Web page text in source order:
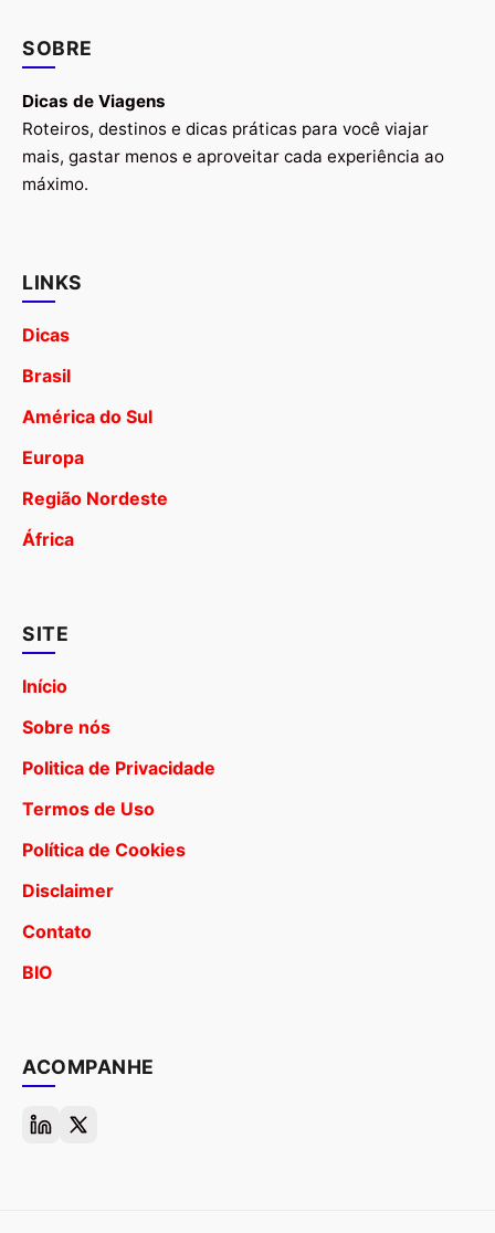
SOBRE
Dicas de Viagens
Roteiros, destinos e dicas práticas para você viajar
mais, gastar menos e aproveitar cada experiência ao
máximo.
LINKS
Dicas
Brasil
América do Sul
Europa
Região Nordeste
África
SITE
Início
Sobre nós
Politica de Privacidade
Termos de Uso
Política de Cookies
Disclaimer
Contato
BIO
ACOMPANHE